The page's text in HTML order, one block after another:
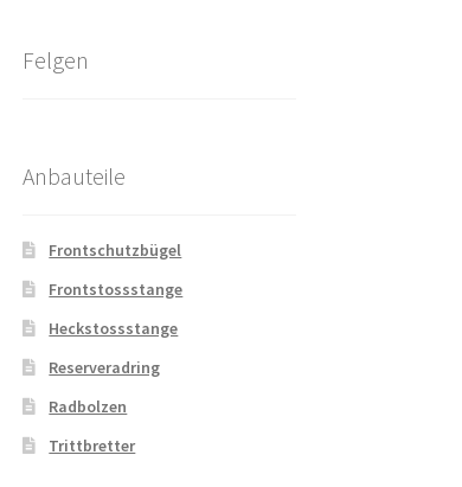
Felgen
Anbauteile
Frontschutzbügel
Frontstossstange
Heckstossstange
Reserveradring
Radbolzen
Trittbretter